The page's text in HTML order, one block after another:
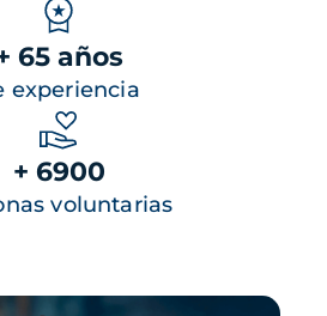
65 años
experiencia
+ 6900
voluntarias